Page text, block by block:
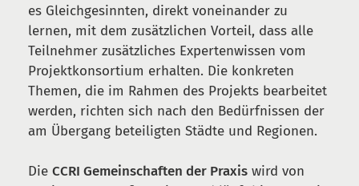
es Gleichgesinnten, direkt voneinander zu
lernen, mit dem zusätzlichen Vorteil, dass alle
Teilnehmer zusätzliches Expertenwissen vom
Projektkonsortium erhalten. Die konkreten
Themen, die im Rahmen des Projekts bearbeitet
werden, richten sich nach den Bedürfnissen der
am Übergang beteiligten Städte und Regionen.
Die CCRI Gemeinschaften der Praxis wird von